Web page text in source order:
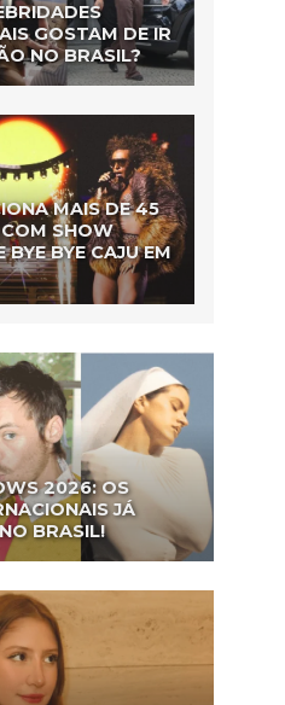
GOSTAM DE IR
NO BRASIL?
MAIS DE 45
SHOW
BYE BYE CAJU EM
2026: OS
JÁ
BRASIL!